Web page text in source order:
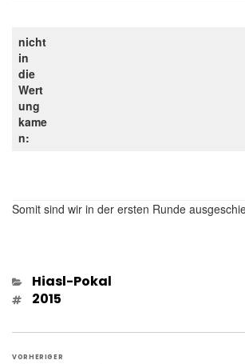
nicht
in
die
Wert
ung
kame
n:
Somit sind wir in der ersten Runde
Kategorien
Hiasl-Pokal
Schlagwörter
2015
Beitragsnavigation
VORHERIGER